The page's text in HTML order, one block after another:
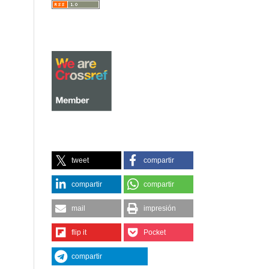
tweet compartir
compartir compartir
mail impresión
flip it Pocket
compartir